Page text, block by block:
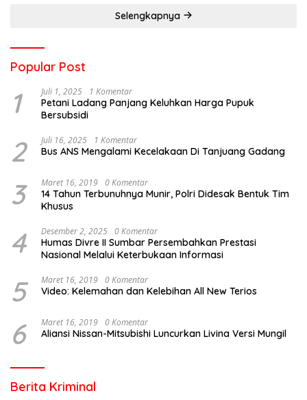
Selengkapnya
Popular Post
1 Juli 1, 2025 1 Komentar
Petani Ladang Panjang Keluhkan Harga Pupuk
Bersubsidi
2 Juli 16, 2025 1 Komentar
Bus ANS Mengalami Kecelakaan Di Tanjuang Gadang
3 Maret 16, 2019 0 Komentar
14 Tahun Terbunuhnya Munir, Polri Didesak Bentuk Tim
Khusus
4 Desember 2, 2025 0 Komentar
Humas Divre II Sumbar Persembahkan Prestasi
Nasional Melalui Keterbukaan Informasi
5 Maret 16, 2019 0 Komentar
Video: Kelemahan dan Kelebihan All New Terios
6 Maret 16, 2019 0 Komentar
Aliansi Nissan-Mitsubishi Luncurkan Livina Versi Mungil
Berita Kriminal